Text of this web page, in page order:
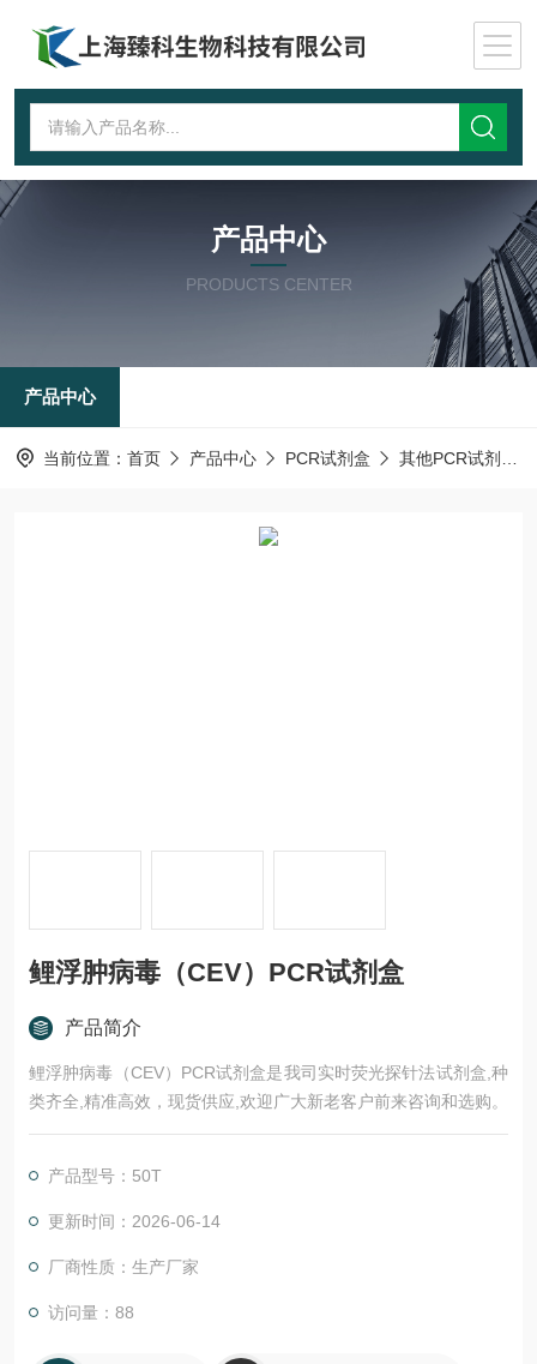
产品中心
PRODUCTS CENTER
产品中心
当前位置： 首页 产品中心 PCR试剂盒 其他PCR试剂盒
鲤浮肿病毒（CEV）PCR试剂盒
产品简介
鲤浮肿病毒（CEV）PCR试剂盒是我司实时荧光探针法试剂盒,种
类齐全,精准高效，现货供应,欢迎广大新老客户前来咨询和选购。
产品型号：50T
更新时间：2026-06-14
厂商性质：生产厂家
访问量：88